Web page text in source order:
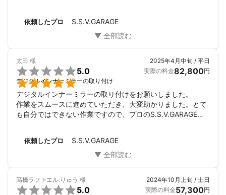
依頼したプロ S.S.V.GARAGE
太田 様


5.0
デジタルインナーミラーの取り付け
2025年4月中旬 / 平日
実際の料金82,800円
デジタルインナーミラーの取り付けをお願いしました。
作業をスムースに進めていただき、大変助かりました。とて
も自分ではできない作業ですので、プロのS.S.V.GARAGE・
依頼したプロ S.S.V.GARAGE
高橋ラファエル.りゅう 様
5.0
2024年10月上旬 / 土日
実際の料金57,300円